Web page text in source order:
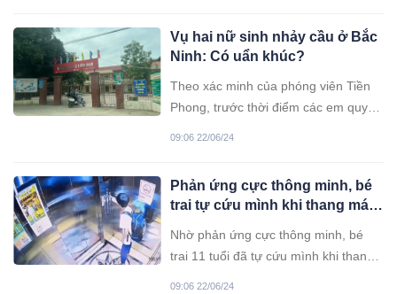
Vụ hai nữ sinh nhảy cầu ở Bắc
Ninh: Có uẩn khúc?
Theo xác minh của phóng viên Tiền
Phong, trước thời điểm các em quyên
những nạn nhân.
09:06 22/06/24
Phản ứng cực thông minh, bé
trai tự cứu mình khi thang máy
Nhờ phản ứng cực thông minh, bé
trai 11 tuổi đã tự cứu mình khi thang
09:06 22/06/24